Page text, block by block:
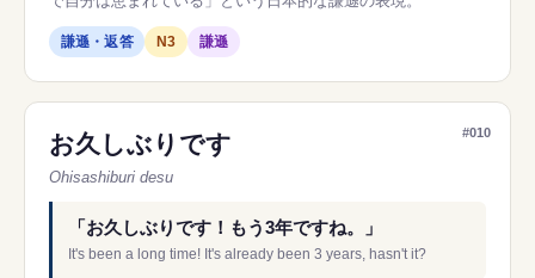
謙遜・返答 N3 謙遜
#010
お久しぶりです
Ohisashiburi desu
「お久しぶりです！もう3年ですね。」
It's been a long time! It's already been 3 years, hasn't it?